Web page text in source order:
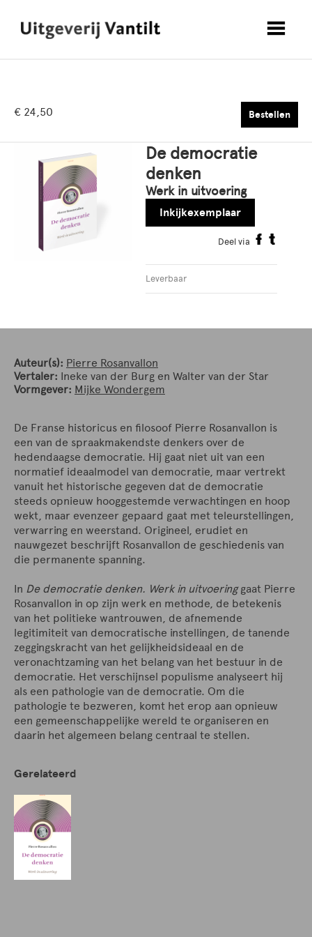
€ 24,50 Bestellen
De democratie
denken
Werk in uitvoering
Inkijkexemplaar
Deel via
Leverbaar
Auteur(s): Pierre Rosanvallon
Vertaler: Ineke van der Burg en Walter van der Star
Vormgever: Mijke Wondergem
De Franse historicus en filosoof Pierre Rosanvallon is
een van de spraakmakendste denkers over de
hedendaagse democratie. Hij gaat niet uit van een
normatief ideaalmodel van democratie, maar vertrekt
vanuit het historische gegeven dat de democratie
steeds opnieuw hooggestemde verwachtingen en hoop
wekt, maar evenzeer gepaard gaat met teleurstellingen,
verwarring en weerstand. Origineel, erudiet en
nauwgezet beschrijft Rosanvallon de geschiedenis van
die permanente spanning.
In De democratie denken. Werk in uitvoeringgaat Pierre
Rosanvallon in op zijn werk en methode, de betekenis
van het politieke wantrouwen, de afnemende
legitimiteit van democratische instellingen, de tanende
zeggingskracht van het gelijkheidsideaal en de
veronachtzaming van het belang van het bestuur in de
democratie. Het verschijnsel populisme analyseert hij
als een pathologie van de democratie. Om die
pathologie te bezweren, komt het erop aan opnieuw
een gemeenschappelijke wereld te organiseren en
daarin het algemeen belang centraal te stellen.
Gerelateerd